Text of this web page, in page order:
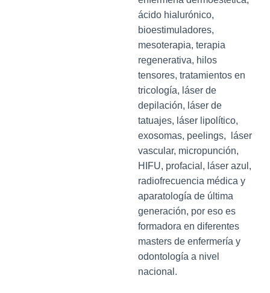
ácido hialurónico,
bioestimuladores,
mesoterapia, terapia
regenerativa, hilos
tensores, tratamientos en
tricología, láser de
depilación, láser de
tatuajes, láser lipolítico,
exosomas, peelings, láser
vascular, micropunción,
HIFU, profacial, láser azul,
radiofrecuencia médica y
aparatología de última
generación, por eso es
formadora en diferentes
masters de enfermería y
odontología a nivel
nacional.